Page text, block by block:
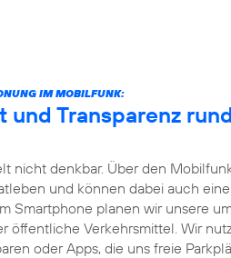
IM MOBILFUNK:
Transparenz
nicht denkbar. Über den
und können dabei auch
Smartphone planen wir unsere
öffentliche Verkehrsmittel. Wir
oder Apps, die uns freie